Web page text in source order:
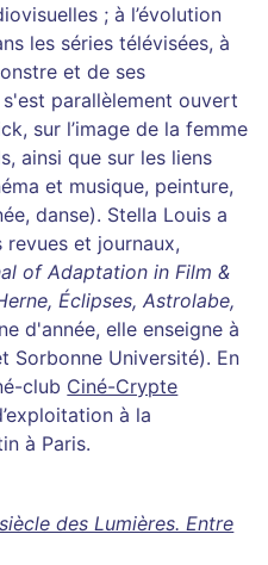
; à l’évolution
les séries télévisées, à
et de ses
parallèlement ouvert
sur l’image de la femme
ainsi que sur les liens
et musique, peinture,
danse). Stella Louis a
et journaux,
of Adaptation in Film &
Éclipses, Astrolabe,
d'année, elle enseigne à
Sorbonne Université). En
club Ciné-Crypte
à la
à Paris.
des Lumières. Entre